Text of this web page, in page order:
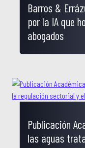
Barros &
por la IA que
abogados
Publicación
las aguas